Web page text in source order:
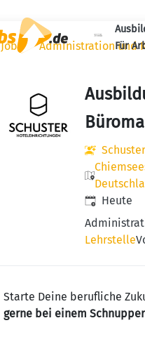
Für
Jobs Administration und
Heute
Lehrstelle
Starte Deine berufliche
gerne bei einem